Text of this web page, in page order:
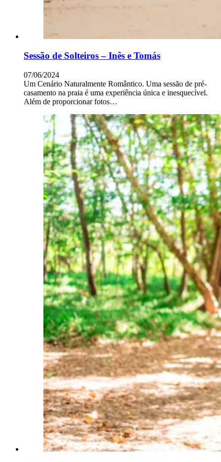
Sessão de Solteiros – Inês e Tomás
07/06/2024
Um Cenário Naturalmente Romântico. Uma sessão de pré-
casamento na praia é uma experiência única e inesquecível.
Além de proporcionar fotos…